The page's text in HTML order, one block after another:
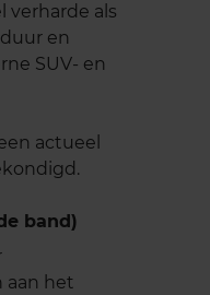
verharde als
en
SUV- en
actueel
band)
aan het